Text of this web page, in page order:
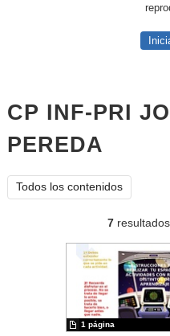
CP INF-PRI
PEREDA
Todos los contenidos
7
1 página